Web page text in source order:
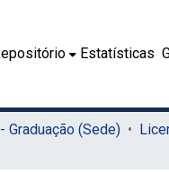
Estatísticas
Graduação (Sede)